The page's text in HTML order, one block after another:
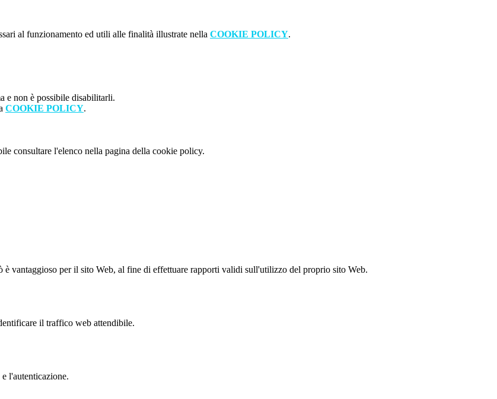
al funzionamento ed utili alle finalità illustrate nella COOKIE POLICY.
e non è possibile disabilitarli.
COOKIE POLICY.
consultare l'elenco nella pagina della cookie policy.
vantaggioso per il sito Web, al fine di effettuare rapporti validi sull'utilizzo del proprio sito Web.
il traffico web attendibile.
l'autenticazione.